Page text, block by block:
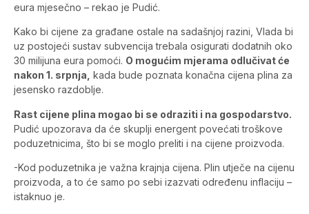
eura mjesečno – rekao je Pudić.
Kako bi cijene za građane ostale na sadašnjoj razini, Vlada bi
uz postojeći sustav subvencija trebala osigurati dodatnih oko
30 milijuna eura pomoći. O mogućim mjerama odlučivat će
nakon 1. srpnja, kada bude poznata konačna cijena plina za
jesensko razdoblje.
Rast cijene plina mogao bi se odraziti i na gospodarstvo.
Pudić upozorava da će skuplji energent povećati troškove
poduzetnicima, što bi se moglo preliti i na cijene proizvoda.
-Kod poduzetnika je važna krajnja cijena. Plin utječe na cijenu
proizvoda, a to će samo po sebi izazvati određenu inflaciju –
istaknuo je.